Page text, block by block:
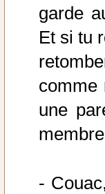
garde
Et si tu
comme
une
-